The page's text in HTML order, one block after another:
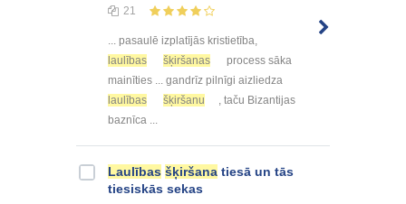
21
... pasaulē izplatījās kristietība,
laulības
šķiršanas
process sāka
mainīties ... gandrīz pilnīgi aizliedza
laulības
šķiršanu
, taču Bizantijas
baznīca ...
Laulības šķiršana tiesā un tās
tiesiskās sekas